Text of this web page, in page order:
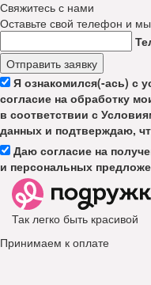
Свяжитесь с нами
Оставьте свой телефон и
Отправить заявку
Я ознакомился(-ась) с
согласие на обработку
в соответствии с
данных и подтверждаю,
Даю согласие на
и персональных
Так легко быть красивой
Принимаем к оплате